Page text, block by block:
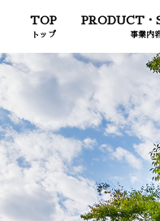
TOP
トップ
PRODUCT・
事業内